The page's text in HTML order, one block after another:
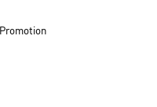
Promotion